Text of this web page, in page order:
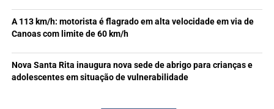
A 113 km/h: motorista é flagrado em alta velocidade em via de
Canoas com limite de 60 km/h
Nova Santa Rita inaugura nova sede de abrigo para crianças e
adolescentes em situação de vulnerabilidade